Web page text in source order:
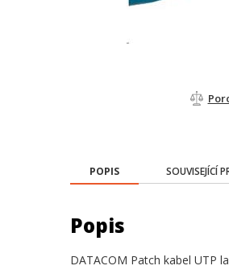
POPIS SOUVISEJÍCÍ
Popis
DATACOM Patch kabel UTP